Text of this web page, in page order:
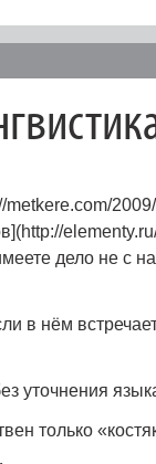
дело не с
в нём
уточнения
только